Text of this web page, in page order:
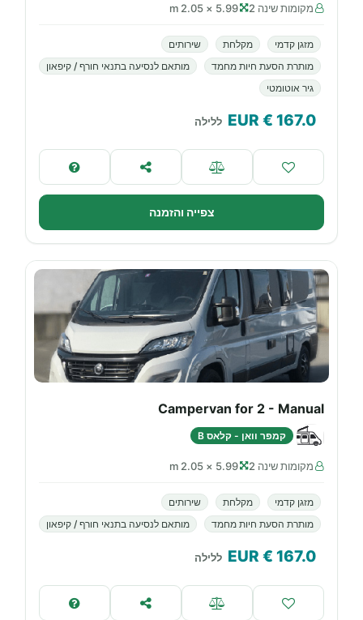
מקומות שינה 2 5.99 × 2.05 m
מזגן קדמי מקלחת
שירותים
מותרת הסעת חיות מחמד
מותאם לנסיעה בתנאי חורף / קיפאון
גיר אוטומטי
167.0
€ EUR ללילה
צפייה והזמנה
Campervan for 2 - Manual
קמפר וואן - קלאס B
מקומות שינה 2 5.99 × 2.05 m
מזגן קדמי מקלחת
שירותים
מותרת הסעת חיות מחמד
מותאם לנסיעה בתנאי חורף / קיפאון
167.0
€ EUR ללילה